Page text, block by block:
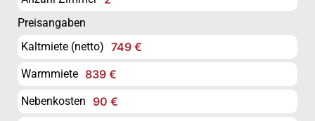
Preisangaben
Kaltmiete (netto) 749 €
Warmmiete 839 €
Nebenkosten 90 €